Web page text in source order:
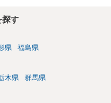
探す
県 福島県
木県 群馬県